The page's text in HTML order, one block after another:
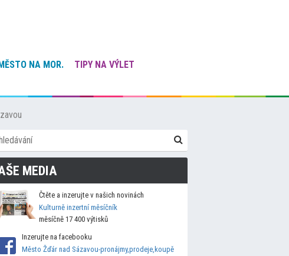
NA MOR.
TIPY NA VÝLET
MEDIA
Čtěte a inzerujte v našich novinách
Kulturně inzertní měsíčník
měsíčně 17 400 výtisků
Inzerujte na facebooku
Město Žďár nad Sázavou-pronájmy,prodeje,koupě